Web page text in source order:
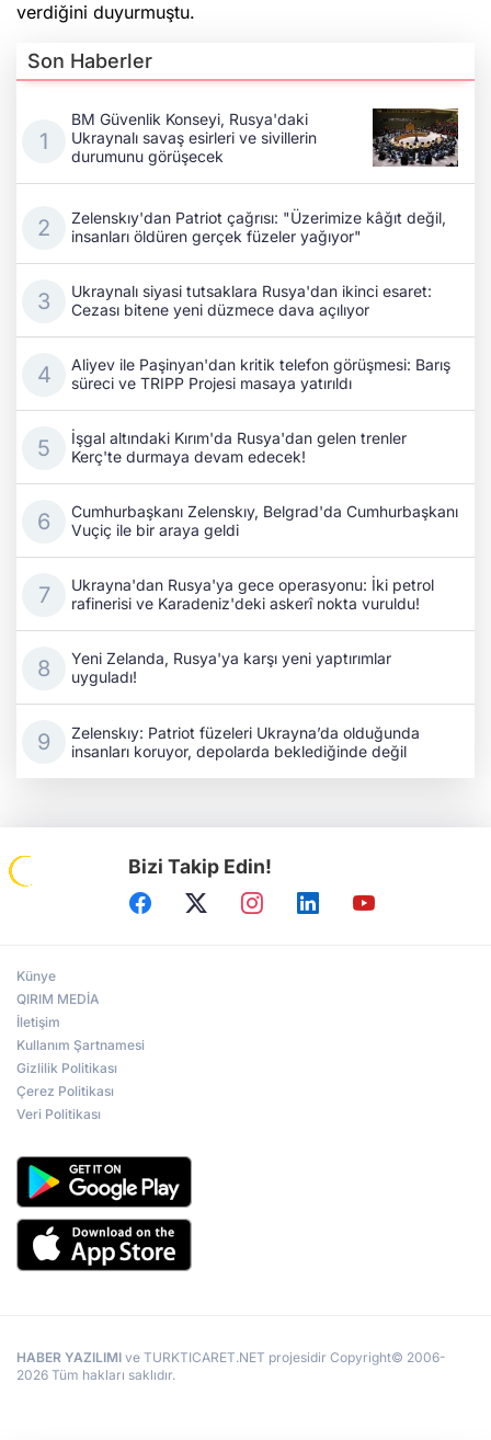
verdiğini duyurmuştu.
Son Haberler
BM Güvenlik Konseyi, Rusya'daki
Ukraynalı savaş esirleri ve sivillerin
durumunu görüşecek
Zelenskıy'dan Patriot çağrısı: "Üzerimize kâğıt değil,
insanları öldüren gerçek füzeler yağıyor"
Ukraynalı siyasi tutsaklara Rusya'dan ikinci esaret:
Cezası bitene yeni düzmece dava açılıyor
Aliyev ile Paşinyan'dan kritik telefon görüşmesi: Barış
süreci ve TRIPP Projesi masaya yatırıldı
İşgal altındaki Kırım'da Rusya'dan gelen trenler
Kerç'te durmaya devam edecek!
Cumhurbaşkanı Zelenskıy, Belgrad'da Cumhurbaşkanı
Vuçiç ile bir araya geldi
Ukrayna'dan Rusya'ya gece operasyonu: İki petrol
rafinerisi ve Karadeniz'deki askerî nokta vuruldu!
Yeni Zelanda, Rusya'ya karşı yeni yaptırımlar
uyguladı!
Zelenskıy: Patriot füzeleri Ukrayna’da olduğunda
insanları koruyor, depolarda beklediğinde değil
Bizi Takip Edin!
Künye
QIRIM MEDİA
İletişim
Kullanım Şartnamesi
Gizlilik Politikası
Çerez Politikası
Veri Politikası
HABER YAZILIMI ve TURKTICARET.NET projesidir Copyright© 2006-
2026 Tüm hakları saklıdır.